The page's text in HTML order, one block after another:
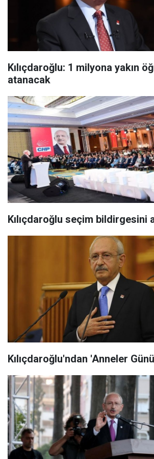
Kılıçdaroğlu: 1 milyona yakın
atanacak
Kılıçdaroğlu seçim bildirgesini
Kılıçdaroğlu'ndan 'Anneler